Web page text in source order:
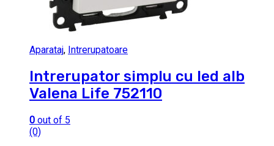
Aparataj, Intrerupatoare
Intrerupator simplu cu led alb
Valena Life 752110
0 out of 5
(0)